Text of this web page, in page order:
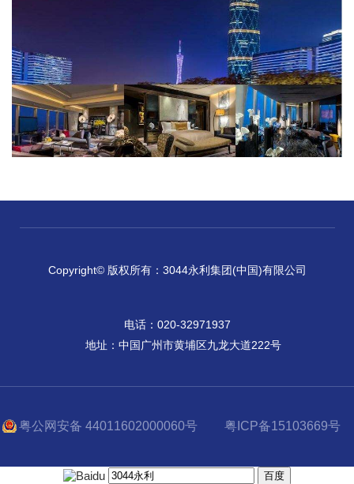
Copyright© 版权所有：3044永利集团(中国)有限公司
电话：020-32971937
地址：中国广州市黄埔区九龙大道222号
粤公网安备 44011602000060号 粤ICP备15103669号